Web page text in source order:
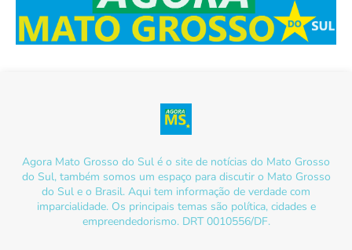
Agora Mato Grosso do Sul é o site de notícias do Mato Grosso
do Sul, também somos um espaço para discutir o Mato Grosso
do Sul e o Brasil. Aqui tem informação de verdade com
imparcialidade. Os principais temas são política, cidades e
empreendedorismo. DRT 0010556/DF.